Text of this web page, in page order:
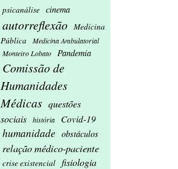
psicanálise cinema
autorreflexão Medicina
Pública
Medicina Ambulatorial
Monteiro Lobato
Pandemia
Comissão de
Humanidades
Médicas questões
sociais
história Covid-19
humanidade obstáculos
relação médico-paciente
crise existencial fisiologia